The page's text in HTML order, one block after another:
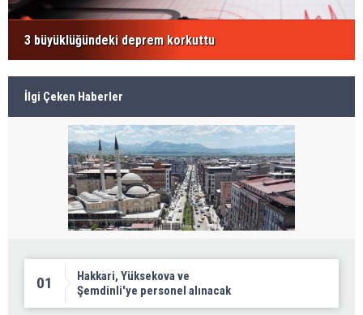
3 büyüklüğündeki deprem korkuttu
İlgi Çeken Haberler
01
Hakkari, Yüksekova ve
Şemdinli'ye personel alınacak